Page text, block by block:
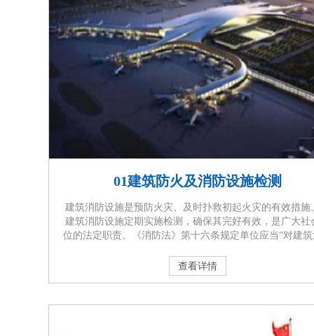
荣登中央电视台《对话中
01建筑防火及消防设施检测
建筑消防设施是预防火灾、及时扑救初起火灾的有效措施
建筑消防设施定期实施检测，确保其完好有效，是广大社
位的法定职责。《消防法》第十六条规定单位应当“对建
当完整准确，存档备查；”。《消防安全责任制实施办法
五条、《机关、团体、企业、事业单位消防安全管理规定
十七条均明确规定···
查看详情